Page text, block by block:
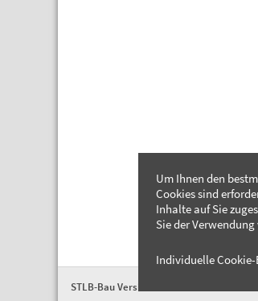
STLB-Bau Version 2026-04
Um Ihnen den
Cookies sind
Inhalte auf Sie
Sie der Verwendung
Individuelle